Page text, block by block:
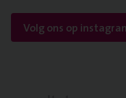
Volg ons op